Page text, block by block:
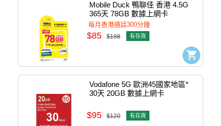
Mobile Duck 鴨聊佳 香港 4.5G
365天 78GB 數據上網卡
#4897000533128
每月香港通話300分鐘
$85 $198 有存貨
Vodafone 5G 歐洲45國家地區*
30天 20GB 數據上網卡
$95 $120 有存貨